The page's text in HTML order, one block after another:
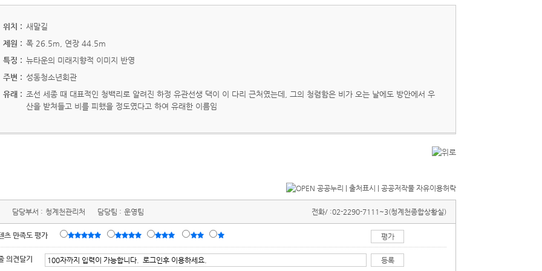
위치 : 새말길
제원 : 폭 26.5m, 연장 44.5m
특징 : 뉴타운의 미래지향적 이미지 반영
주변 : 성동청소년회관
유래 : 조선 세종 때 대표적인 청백리로 알려진 하정 유관선생 댁이 이 다리 근처였는데, 그의 청렴함은 비가 오는 날에도 방안에서 우
산을 받쳐들고 비를 피했을 정도였다고 하여 유래한 이름임
담당부서 : 청계천관리처 담당팀 : 운영팀 전화/ :02-2290-7111~3(청계천종합상황실)
츠 만족도 평가
의견달기